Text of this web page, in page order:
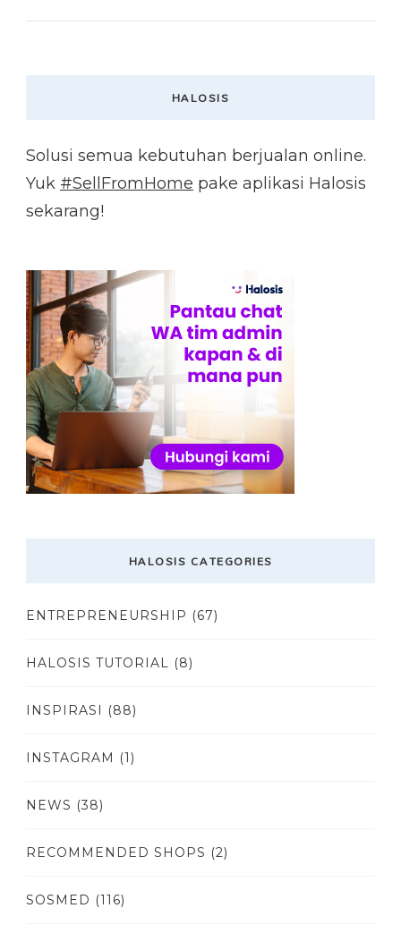
HALOSIS
Solusi semua kebutuhan berjualan online.
Yuk #SellFromHome pake aplikasi Halosis
sekarang!
HALOSIS CATEGORIES
ENTREPRENEURSHIP (67)
HALOSIS TUTORIAL (8)
INSPIRASI (88)
INSTAGRAM (1)
NEWS (38)
RECOMMENDED SHOPS (2)
SOSMED (116)